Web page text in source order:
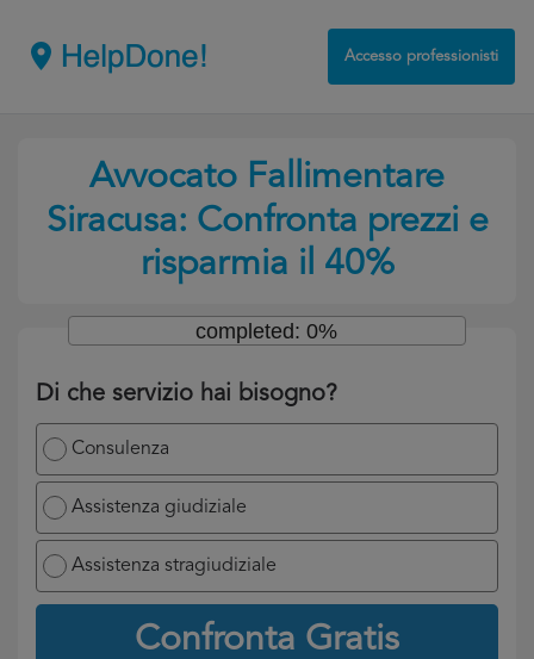
Accesso professionisti
Avvocato Fallimentare
Siracusa: Confronta prezzi e
risparmia il 40%
Di che servizio hai bisogno?
Consulenza
Assistenza giudiziale
Assistenza stragiudiziale
Confronta Gratis
completed: 0%